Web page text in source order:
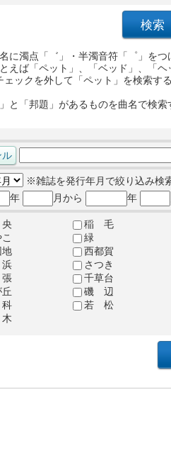
に濁点「゛」・半濁音符「゜」を
えば「ペット」、「ベッド」、「
ェックを外して「ペット」を検索
と「邦題」があるものを曲名で検
※雑誌を発行年月で絞り込み検
年
月から 年
稲 毛
緑
地
西都賀
さつき
千草台
磯 辺
若 松